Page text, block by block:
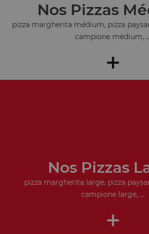
Nos Pizzas
pizza margherita médium, pizza
campione médium,
+
Nos Pizzas
pizza margherita large, pizza
campione large, ...
+